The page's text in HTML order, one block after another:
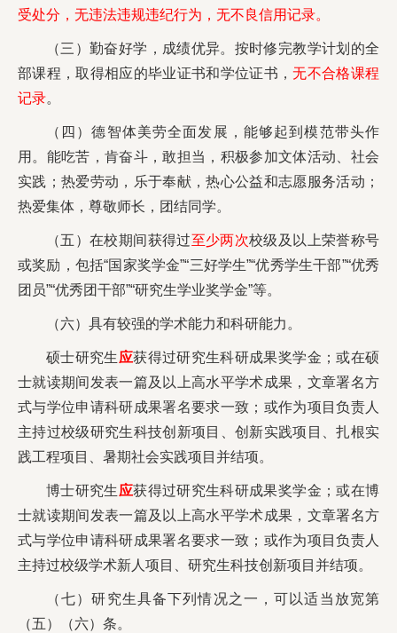
受处分，无违法违规违纪行为，无不良信用记录。
（三）勤奋好学，成绩优异。按时修完教学计划的全
部课程，取得相应的毕业证书和学位证书，无不合格课程
记录。
（四）德智体美劳全面发展，能够起到模范带头作
用。能吃苦，肯奋斗，敢担当，积极参加文体活动、社会
实践；热爱劳动，乐于奉献，热心公益和志愿服务活动；
热爱集体，尊敬师长，团结同学。
（五）在校期间获得过至少两次校级及以上荣誉称号
或奖励，包括“国家奖学金”“三好学生”“优秀学生干部”“优秀
团员”“优秀团干部”“研究生学业奖学金”等。
（六）具有较强的学术能力和科研能力。
硕士研究生应获得过研究生科研成果奖学金；或在硕
士就读期间发表一篇及以上高水平学术成果，文章署名方
式与学位申请科研成果署名要求一致；或作为项目负责人
主持过校级研究生科技创新项目、创新实践项目、扎根实
践工程项目、暑期社会实践项目并结项。
博士研究生应获得过研究生科研成果奖学金；或在博
士就读期间发表一篇及以上高水平学术成果，文章署名方
式与学位申请科研成果署名要求一致；或作为项目负责人
主持过校级学术新人项目、研究生科技创新项目并结项。
（七）研究生具备下列情况之一，可以适当放宽第
（五）（六）条。